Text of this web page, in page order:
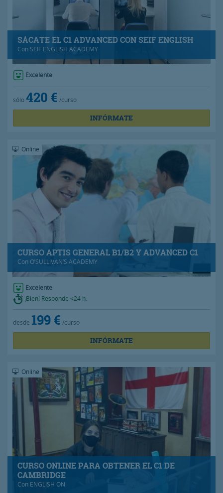
SÁCATE EL C1 ADVANCED CON SEIF ENGLISH
Con SEIF ENGLISH ACADEMY
Excelente
sólo420 € /curso
INFÓRMATE
CURSO APTIS GENERAL B1/B2 Y ADVANCED C1
Con O’SULLIVAN’S ACADEMY
Online
Excelente
¡Bien! Responde <24 h.
desde 199 € /curso
INFÓRMATE
CURSO ONLINE PARA OBTENER EL C1 DE
CAMBRIDGE
Con ENGLISH ON
Online